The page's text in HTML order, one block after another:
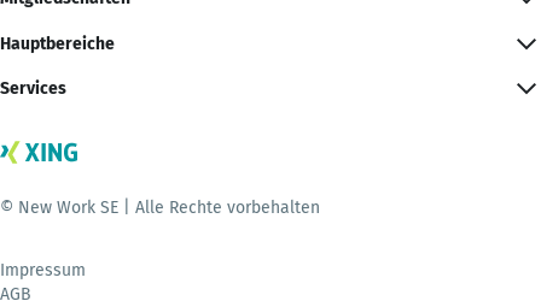
Hauptbereiche
Services
© New Work SE | Alle Rechte vorbehalten
Impressum
AGB